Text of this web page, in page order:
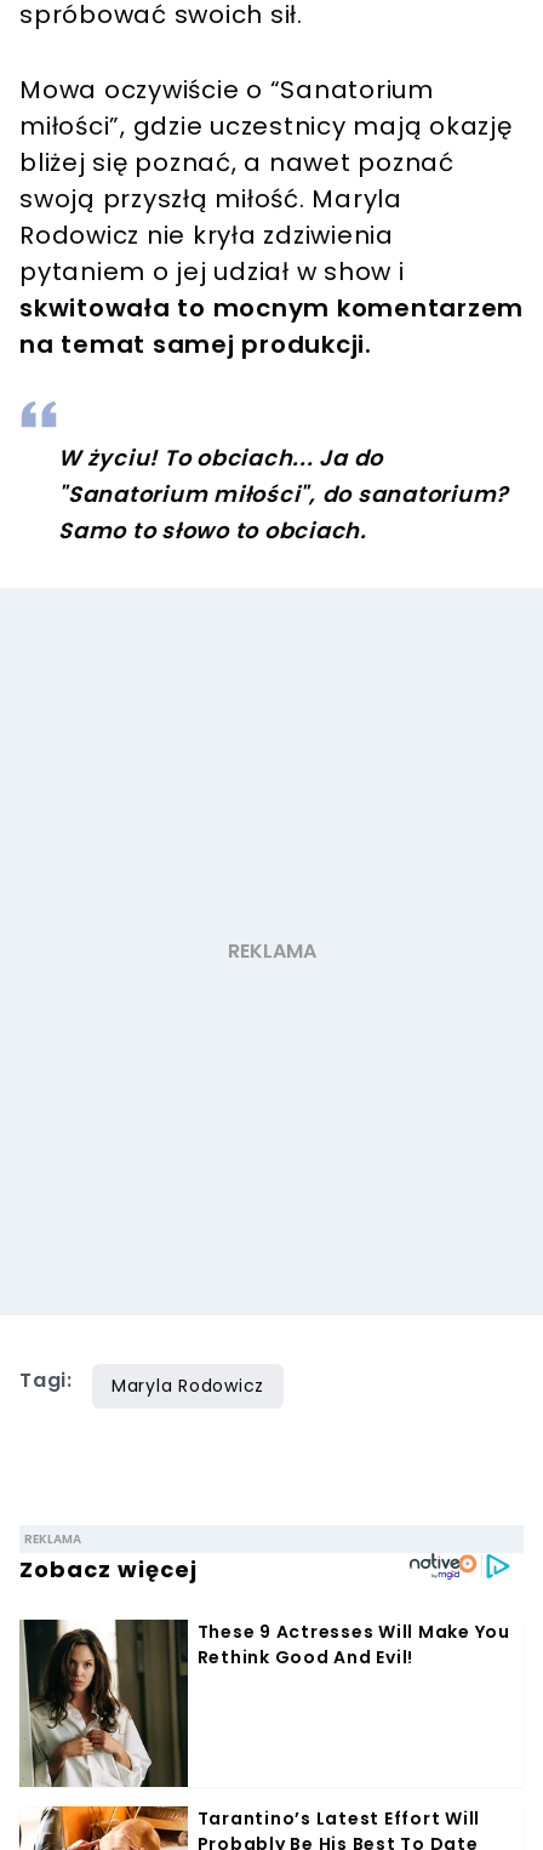
spróbować swoich sił.
Mowa oczywiście o “Sanatorium
miłości”, gdzie uczestnicy mają okazję
bliżej się poznać, a nawet poznać
swoją przyszłą miłość. Maryla
Rodowicz nie kryła zdziwienia
pytaniem o jej udział w show i
skwitowała to mocnym komentarzem
na temat samej produkcji.
W życiu! To obciach... Ja do
"Sanatorium miłości", do sanatorium?
Samo to słowo to obciach.
Tagi: Maryla Rodowicz